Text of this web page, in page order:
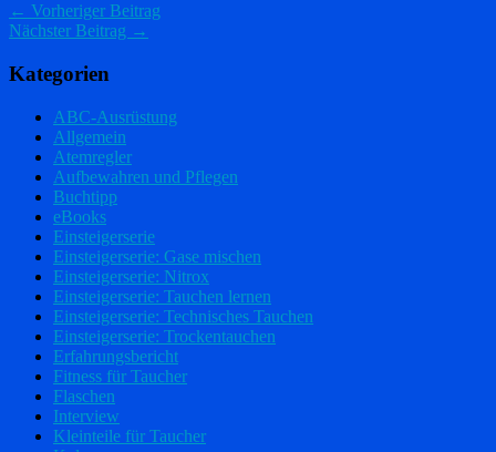
← Vorheriger Beitrag
Nächster Beitrag →
Kategorien
ABC-Ausrüstung
Allgemein
Atemregler
Aufbewahren und Pflegen
Buchtipp
eBooks
Einsteigerserie
Einsteigerserie: Gase mischen
Einsteigerserie: Nitrox
Einsteigerserie: Tauchen lernen
Einsteigerserie: Technisches Tauchen
Einsteigerserie: Trockentauchen
Erfahrungsbericht
Fitness für Taucher
Flaschen
Interview
Kleinteile für Taucher